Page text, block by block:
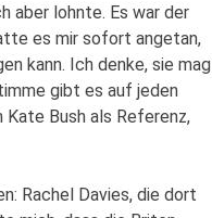
aber lohnte. Es war der
es mir sofort angetan,
kann. Ich denke, sie mag
gibt es auf jeden
Bush als Referenz,
Rachel Davies, die dort